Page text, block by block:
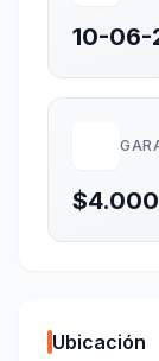
10-06-
Ubicación